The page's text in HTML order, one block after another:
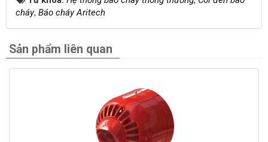
cháy, Báo cháy Aritech
Sản phẩm liên quan